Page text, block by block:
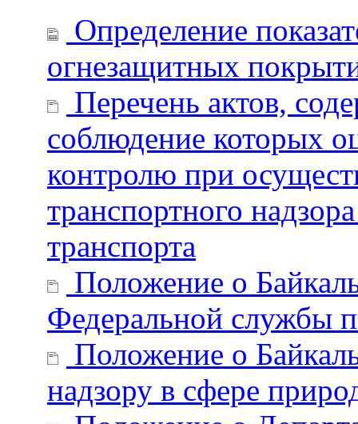
Определение
огнезащитных
Перечень актов,
соблюдение которых
контролю при
транспортного
транспорта
Положение о
Федеральной службы
Положение о
надзору в сфере